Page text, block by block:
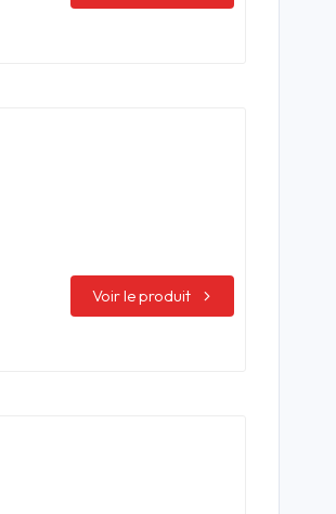
Voir le produit